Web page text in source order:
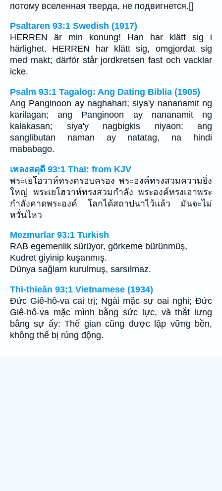
потому вселенная тверда, не подвигнется.[]
Psaltaren 93:1 Swedish (1917)
HERREN är min konung! Han har klätt sig i
härlighet. HERREN har klätt sig, omgjordat sig
med makt; därför står jordkretsen fast och vacklar
icke.
Psalm 93:1 Tagalog: Ang Dating Biblia (1905)
Ang Panginoon ay naghahari; siya'y nananamit ng
karilagan; ang Panginoon ay nananamit ng
kalakasan; siya'y nagbigkis niyaon: ang
sanglibutan naman ay natatag, na hindi
mababago.
เพลงสดุดี 93:1 Thai: from KJV
พระเยโฮวาห์ทรงครอบครอง พระองค์ทรงสวมความยิ่ง
ใหญ่ พระเยโฮวาห์ทรงสวมกำลัง พระองค์ทรงเอาพระ
กำลังคาดพระองค์ โลกได้สถาปนาไว้แล้ว มันจะไม่
หวั่นไหว
Mezmurlar 93:1 Turkish
RAB egemenlik sürüyor, görkeme bürünmüş,
Kudret giyinip kuşanmış.
Dünya sağlam kurulmuş, sarsılmaz.
Thi-thieân 93:1 Vietnamese (1934)
Ðức Giê-hô-va cai trị; Ngài mặc sự oai nghi; Ðức
Giê-hô-va mặc mình bằng sức lực, và thắt lưng
bằng sự ấy: Thế gian cũng được lập vững bền,
không thế bị rúng động.